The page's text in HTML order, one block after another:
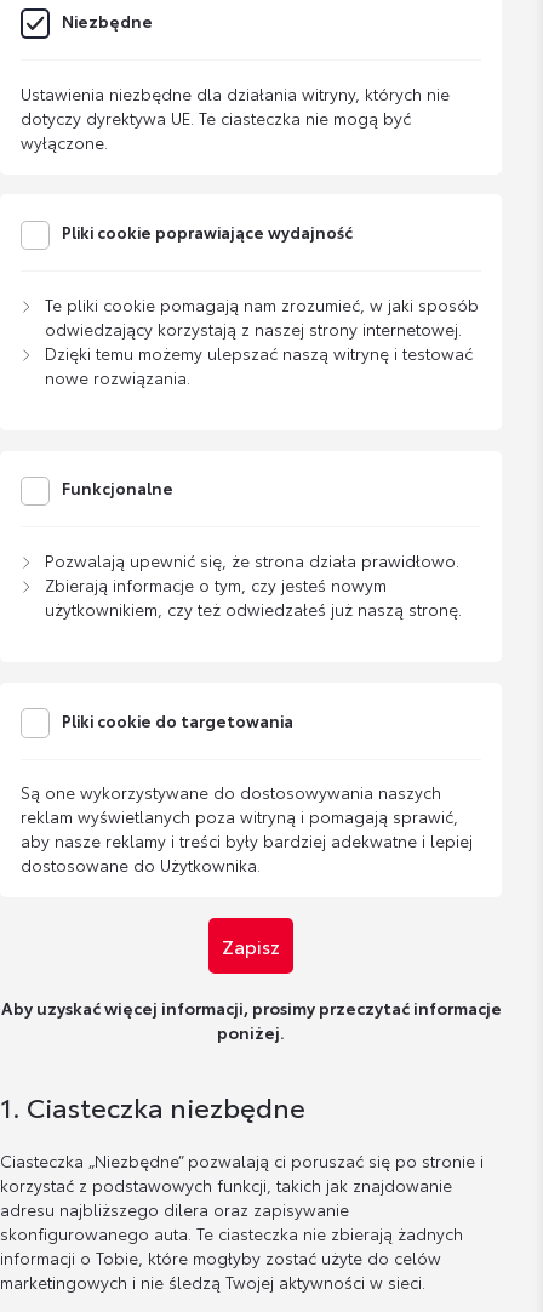
Niezbędne
Ustawienia niezbędne dla działania witryny, których nie
dotyczy dyrektywa UE. Te ciasteczka nie mogą być
wyłączone.
Pliki cookie poprawiające wydajność
Te pliki cookie pomagają nam zrozumieć, w jaki sposób
odwiedzający korzystają z naszej strony internetowej.
Dzięki temu możemy ulepszać naszą witrynę i testować
nowe rozwiązania.
Funkcjonalne
Pozwalają upewnić się, że strona działa prawidłowo.
Zbierają informacje o tym, czy jesteś nowym
użytkownikiem, czy też odwiedzałeś już naszą stronę.
Pliki cookie do targetowania
Są one wykorzystywane do dostosowywania naszych
reklam wyświetlanych poza witryną i pomagają sprawić,
aby nasze reklamy i treści były bardziej adekwatne i lepiej
dostosowane do Użytkownika.
Zapisz
Aby uzyskać więcej informacji, prosimy przeczytać informacje
poniżej.
1. Ciasteczka niezbędne
Ciasteczka „Niezbędne” pozwalają ci poruszać się po stronie i
korzystać z podstawowych funkcji, takich jak znajdowanie
adresu najbliższego dilera oraz zapisywanie
skonfigurowanego auta. Te ciasteczka nie zbierają żadnych
informacji o Tobie, które mogłyby zostać użyte do celów
marketingowych i nie śledzą Twojej aktywności w sieci.